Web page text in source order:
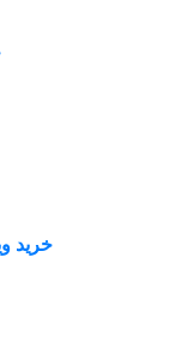
خرید ویو